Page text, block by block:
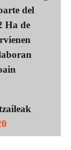
del
Ha de